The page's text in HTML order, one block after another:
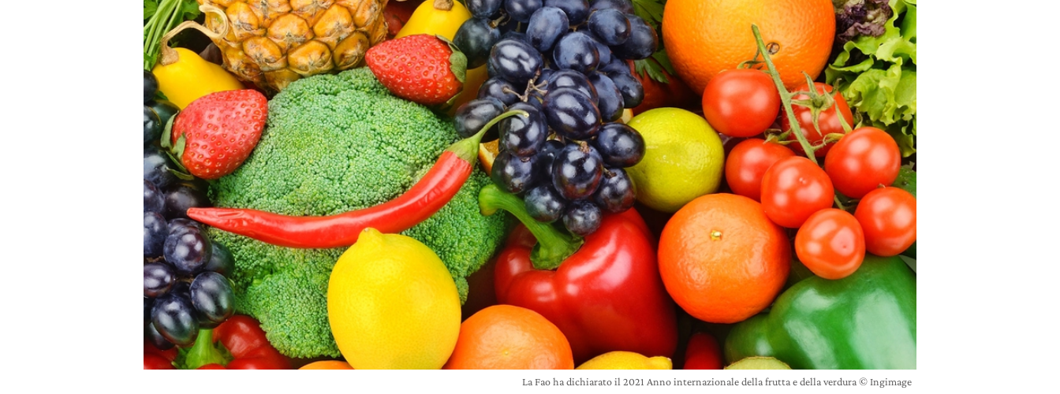
La Fao ha dichiarato il 2021 Anno internazionale della frutta e della verdura © Ingimage